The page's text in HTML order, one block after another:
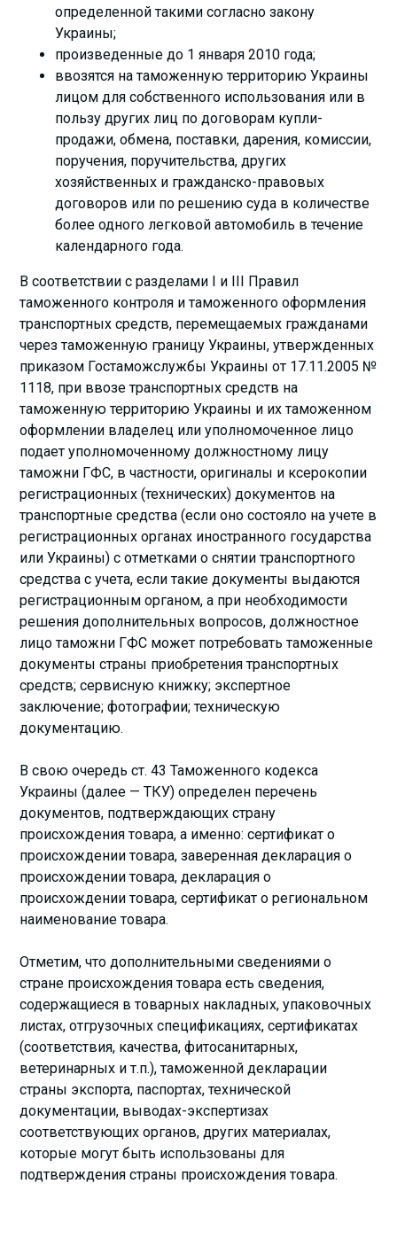
определенной такими согласно закону
Украины;
произведенные до 1 января 2010 года;
ввозятся на таможенную территорию Украины
лицом для собственного использования или в
пользу других лиц по договорам купли-
продажи, обмена, поставки, дарения, комиссии,
поручения, поручительства, других
хозяйственных и гражданско-правовых
договоров или по решению суда в количестве
более одного легковой автомобиль в течение
календарного года.
В соответствии с разделами I и III Правил
таможенного контроля и таможенного оформления
транспортных средств, перемещаемых гражданами
через таможенную границу Украины, утвержденных
приказом Гостаможслужбы Украины от 17.11.2005 №
1118, при ввозе транспортных средств на
таможенную территорию Украины и их таможенном
оформлении владелец или уполномоченное лицо
подает уполномоченному должностному лицу
таможни ГФС, в частности, оригиналы и ксерокопии
регистрационных (технических) документов на
транспортные средства (если оно состояло на учете в
регистрационных органах иностранного государства
или Украины) с отметками о снятии транспортного
средства с учета, если такие документы выдаются
регистрационным органом, а при необходимости
решения дополнительных вопросов, должностное
лицо таможни ГФС может потребовать таможенные
документы страны приобретения транспортных
средств; сервисную книжку; экспертное
заключение; фотографии; техническую
документацию.
В свою очередь ст. 43 Таможенного кодекса
Украины (далее — ТКУ) определен перечень
документов, подтверждающих страну
происхождения товара, а именно: сертификат о
происхождении товара, заверенная декларация о
происхождении товара, декларация о
происхождении товара, сертификат о региональном
наименование товара.
Отметим, что дополнительными сведениями о
стране происхождения товара есть сведения,
содержащиеся в товарных накладных, упаковочных
листах, отгрузочных спецификациях, сертификатах
(соответствия, качества, фитосанитарных,
ветеринарных и т.п.), таможенной декларации
страны экспорта, паспортах, технической
документации, выводах-экспертизах
соответствующих органов, других материалах,
которые могут быть использованы для
подтверждения страны происхождения товара.